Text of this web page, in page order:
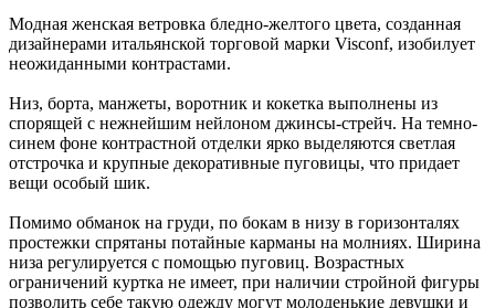
Модная женская ветровка бледно-желтого цвета, созданная
дизайнерами итальянской торговой марки Visconf, изобилует
неожиданными контрастами.
Низ, борта, манжеты, воротник и кокетка выполнены из
спорящей с нежнейшим нейлоном джинсы-стрейч. На темно-
синем фоне контрастной отделки ярко выделяются светлая
отстрочка и крупные декоративные пуговицы, что придает
вещи особый шик.
Помимо обманок на груди, по бокам в низу в горизонталях
простежки спрятаны потайные карманы на молниях. Ширина
низа регулируется с помощью пуговиц. Возрастных
ограничений куртка не имеет, при наличии стройной фигуры
позволить себе такую одежду могут молоденькие девушки и